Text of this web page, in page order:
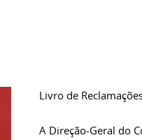
Livro de
A Direção-Geral do